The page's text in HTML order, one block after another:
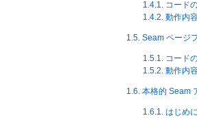
1.4.1. コード
1.4.2. 動作内
1.5. Seam ページ
1.5.1. コード
1.5.2. 動作内
1.6. 本格的 Seam
1.6.1. はじめに